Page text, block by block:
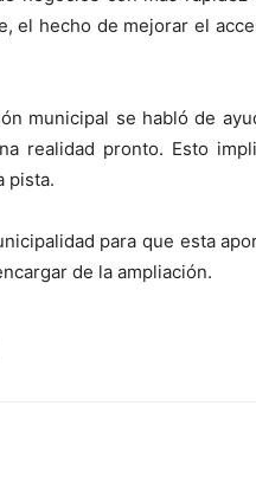
el hecho de mejorar el
municipal se habló de
realidad pronto. Esto
pista.
para que esta
de la ampliación.